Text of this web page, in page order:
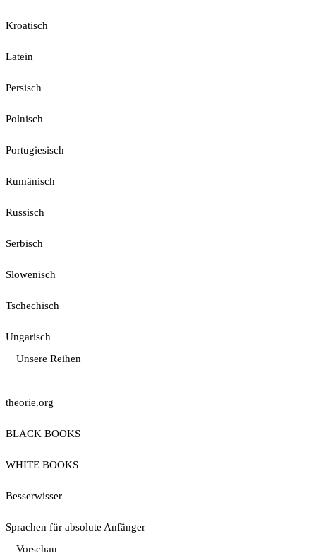
Kroatisch
Latein
Persisch
Polnisch
Portugiesisch
Rumänisch
Russisch
Serbisch
Slowenisch
Tschechisch
Ungarisch
Unsere Reihen
theorie.org
BLACK BOOKS
WHITE BOOKS
Besserwisser
Sprachen für absolute Anfänger
Vorschau